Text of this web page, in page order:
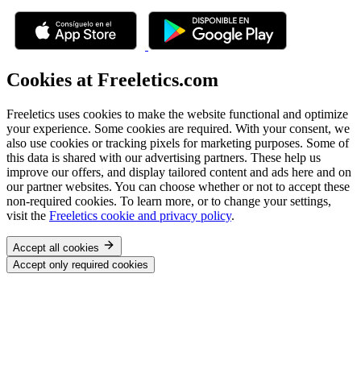
Cookies at Freeletics.com
Freeletics uses cookies to make the website functional and optimize
your experience. Some cookies are required. With your consent, we
also use cookies or tracking pixels for marketing purposes. Some of
this data is shared with our advertising partners. These help us
improve our offers, and display tailored content and ads here and on
our partner websites. You can choose whether or not to accept these
non-required cookies. To learn more, or to change your settings,
visit the Freeletics cookie and privacy policy.
Accept all cookies
Accept only required cookies